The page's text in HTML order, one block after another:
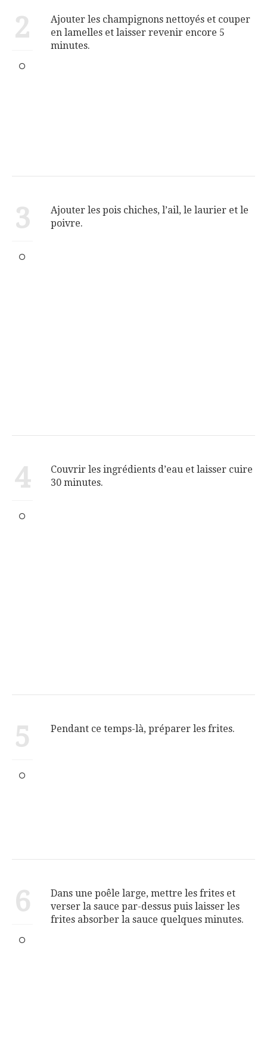
2
Ajouter les champignons nettoyés et couper
en lamelles et laisser revenir encore 5
minutes.
3
Ajouter les pois chiches, l’ail, le laurier et le
poivre.
4
Couvrir les ingrédients d’eau et laisser cuire
30 minutes.
5 Pendant ce temps-là, préparer les frites.
6
Dans une poêle large, mettre les frites et
verser la sauce par-dessus puis laisser les
frites absorber la sauce quelques minutes.